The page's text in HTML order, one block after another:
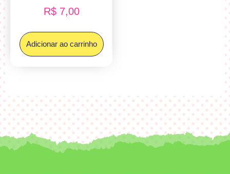
R$7,00
Adicionar ao carrinho